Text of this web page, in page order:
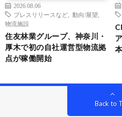
2026.08.06
プレスリリースなど
動向/展望
物流施設
住友林業グループ、神奈川・
厚木で初の自社運営型物流拠
点が稼働開始
Back to